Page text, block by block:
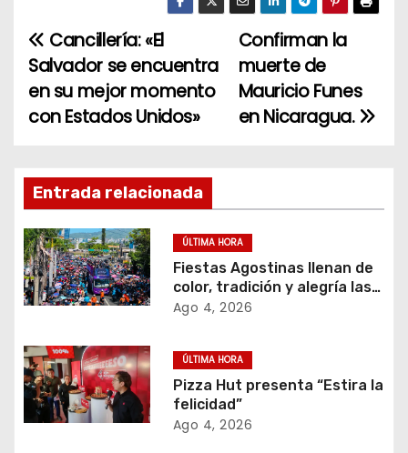
N
a
v
g
a
c
i
ó
n
d
Confirman la
muerte de
Mauricio Funes
en Nicaragua.
Cancillería: «El
Salvador se encuentra
en su mejor momento
con Estados Unidos»
Entrada relacionada
ÚLTIMA HORA
Fiestas Agostinas llenan de
color, tradición y alegría las
calles de San Salvador
Ago 4, 2026
ÚLTIMA HORA
Pizza Hut presenta “Estira la
felicidad”
Ago 4, 2026